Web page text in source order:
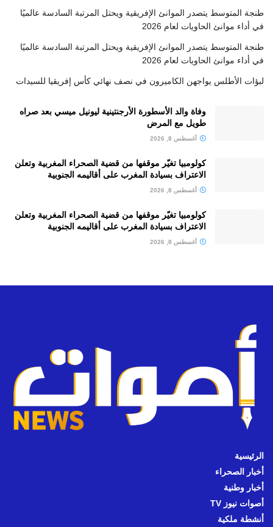
طنجة المتوسط يتصدر الموانئ الإفريقية ويحتل المرتبة السادسة عالميًا
في أداء موانئ الحاويات لعام 2026
طنجة المتوسط يتصدر الموانئ الإفريقية ويحتل المرتبة السادسة عالميًا
في أداء موانئ الحاويات لعام 2026
لبؤات الأطلس يواجهن الكاميرون في نصف نهائي كأس إفريقيا للسيدات
وفاة والد الأسطورة الأرجنتينية ليونيل ميسي بعد صراه
طويل مع المرض
أغسطس 8, 2026
كولومبيا تغيّر موقفها من قضية الصحراء المغربية وتعلن
الاعتراف بسيادة المغرب على أقاليمه الجنوبية
أغسطس 8, 2026
كولومبيا تغيّر موقفها من قضية الصحراء المغربية وتعلن
الاعتراف بسيادة المغرب على أقاليمه الجنوبية
أغسطس 8, 2026
الرئيسية
أخبار الصحراء
أخبار وطنية
أصوات نيوز TV
أنشطة ملكية